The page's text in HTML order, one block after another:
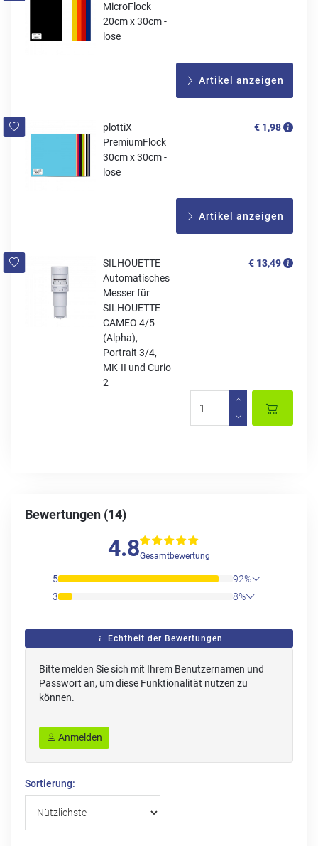
MicroFlock
20cm x 30cm -
lose
Artikel anzeigen
plottiX
PremiumFlock
30cm x 30cm -
lose
€ 1,98
Artikel anzeigen
SILHOUETTE
Automatisches
Messer für
SILHOUETTE
CAMEO 4/5
(Alpha),
Portrait 3/4,
MK-II und Curio
2
€ 13,49
Bewertungen (14)
4.8Gesamtbewertung
5
92%
3
8%
Echtheit der Bewertungen
Bitte melden Sie sich mit Ihrem Benutzernamen und
Passwort an, um diese Funktionalität nutzen zu
können.
Anmelden
Sortierung: